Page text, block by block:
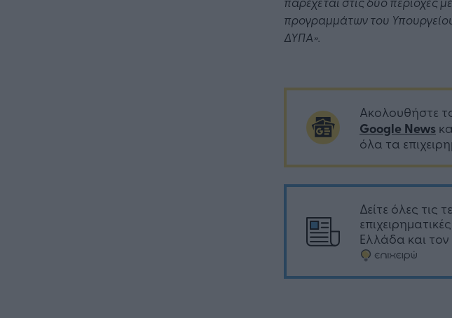
προγραμμάτων του
ΔΥΠΑ».
Ακολουθήστε
Google News
όλα τα
Δείτε όλες τις
επιχειρηματικές
Ελλάδα και